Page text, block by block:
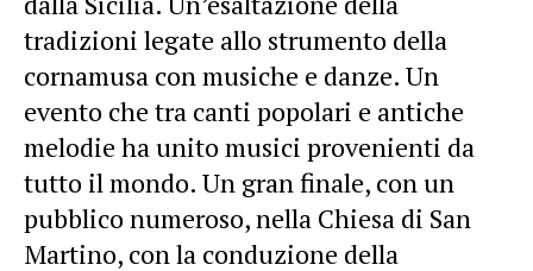
tradizioni legate allo strumento della
cornamusa con musiche e danze. Un
evento che tra canti popolari e antiche
melodie ha unito musici provenienti da
tutto il mondo. Un gran finale, con un
pubblico numeroso, nella Chiesa di San
Martino, con la conduzione della